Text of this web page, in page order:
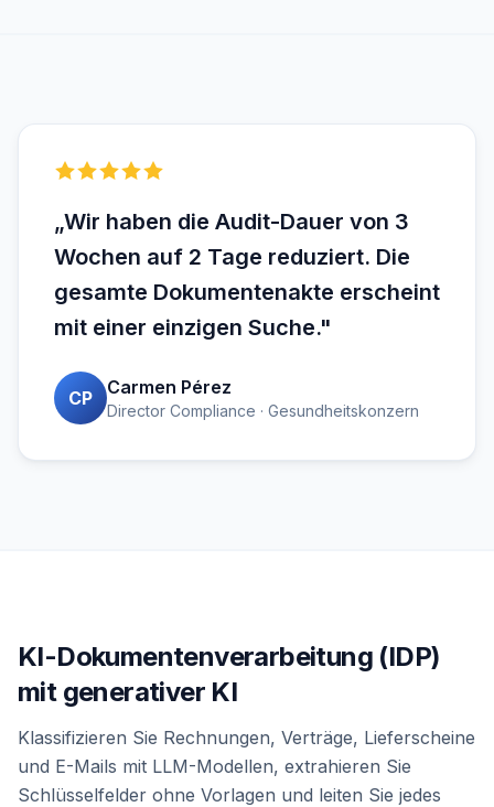
„Wir haben die Audit-Dauer von 3
Wochen auf 2 Tage reduziert. Die
gesamte Dokumentenakte erscheint
mit einer einzigen Suche."
CP Carmen Pérez
Director Compliance · Gesundheitskonzern
KI-Dokumentenverarbeitung (IDP)
mit generativer KI
Klassifizieren Sie Rechnungen, Verträge, Lieferscheine
und E-Mails mit LLM-Modellen, extrahieren Sie
Schlüsselfelder ohne Vorlagen und leiten Sie jedes